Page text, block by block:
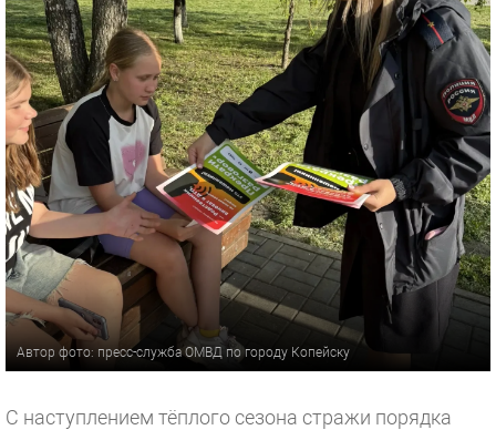
Автор фото: пресс-служба ОМВД по городу Копейску
С наступлением тёплого сезона стражи порядка